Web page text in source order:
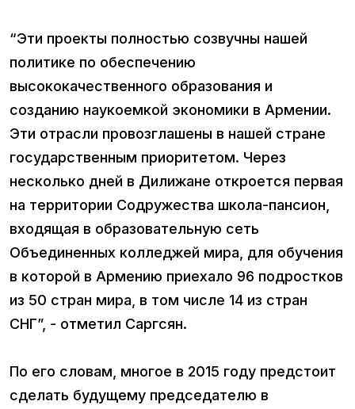
“Эти проекты полностью созвучны нашей
политике по обеспечению
высококачественного образования и
созданию наукоемкой экономики в Армении.
Эти отрасли провозглашены в нашей стране
государственным приоритетом. Через
несколько дней в Дилижане откроется первая
на территории Содружества школа-пансион,
входящая в образовательную сеть
Объединенных колледжей мира, для обучения
в которой в Армению приехало 96 подростков
из 50 стран мира, в том числе 14 из стран
СНГ”, - отметил Саргсян.
По его словам, многое в 2015 году предстоит
сделать будущему председателю в